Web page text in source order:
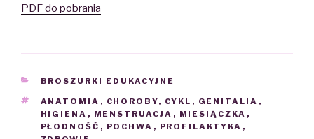
PDF do pobrania
CATEGORIES
BROSZURKI EDUKACYJNE
TAGS
ANATOMIA , CHOROBY, CYKL , GENITALIA ,
HIGIENA , MENSTRUACJA , MIESIĄCZKA ,
PŁODNOŚĆ , POCHWA , PROFILAKTYKA ,